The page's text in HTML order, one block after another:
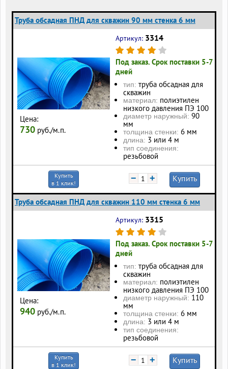
Труба обсадная ПНД для скважин 90 мм стенка 6 мм
Цена:
730 руб./м.п.
Артикул: 3314
Под заказ. Срок поставки 5-7
дней
тип: труба обсадная для
скважин
материал: полиэтилен
низкого давления ПЭ 100
диаметр наружный: 90
мм
толщина стенки: 6 мм
длина: 3 или 4 м
тип соединения:
резьбовой
Купить
в 1 клик!
− + Купить
Труба обсадная ПНД для скважин 110 мм стенка 6 мм
Цена:
940 руб./м.п.
Артикул: 3315
Под заказ. Срок поставки 5-7
дней
тип: труба обсадная для
скважин
материал: полиэтилен
низкого давления ПЭ 100
диаметр наружный: 110
мм
толщина стенки: 6 мм
длина: 3 или 4 м
тип соединения:
резьбовой
Купить
в 1 клик!
− + Купить